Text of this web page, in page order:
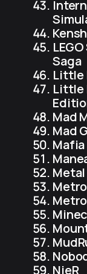
Saga
Little
Little
Mad
Mad
NieR